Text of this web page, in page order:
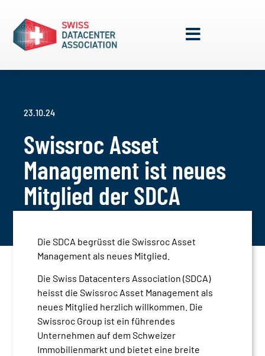
23.10.24
Swissroc Asset
Management ist neues
Mitglied der SDCA
Die SDCA begrüsst die Swissroc Asset
Management als neues Mitglied.
Die Swiss Datacenters Association (SDCA)
heisst die Swissroc Asset Management als
neues Mitglied herzlich willkommen. Die
Swissroc Group ist ein führendes
Unternehmen auf dem Schweizer
Immobilienmarkt und bietet eine breite